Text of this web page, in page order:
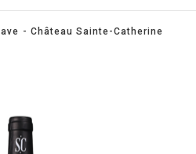
Château Sainte-Catherine